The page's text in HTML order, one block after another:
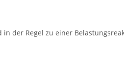
der Regel zu einer